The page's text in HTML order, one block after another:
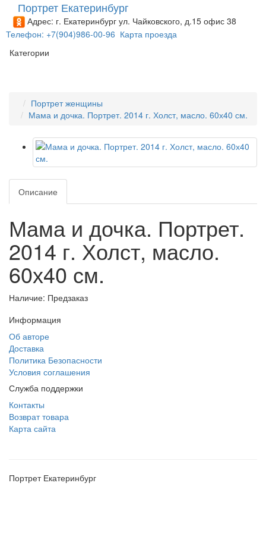
Портрет Екатеринбург
Адрес: г. Екатеринбург ул. Чайковского, д.15 офис 38
Телефон: +7(904)986-00-96 Карта проезда
Категории
Портрет женщины
Мама и дочка. Портрет. 2014 г. Холст, масло. 60х40 см.
Описание
Мама и дочка. Портрет.
2014 г. Холст, масло.
60х40 см.
Наличие: Предзаказ
Информация
Об авторе
Доставка
Политика Безопасности
Условия соглашения
Служба поддержки
Контакты
Возврат товара
Карта сайта
Портрет Екатеринбург